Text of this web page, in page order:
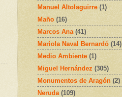
Manuel Altolaguirre (1)
Maño (16)
Marcos Ana (41)
Mariola Naval Bernardó (14)
Medio Ambiente (1)
Miguel Hernández (305)
Monumentos de Aragón (2)
Neruda (109)